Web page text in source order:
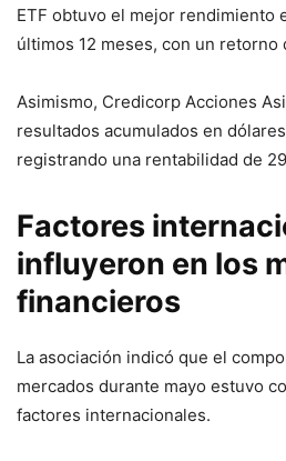
ETF obtuvo el mejor rendimiento
últimos 12 meses, con un retorno
Asimismo, Credicorp Acciones
resultados acumulados en
registrando una rentabilidad de
Factores
influyeron en los
financieros
La asociación indicó que el
mercados durante mayo estuvo
factores internacionales.